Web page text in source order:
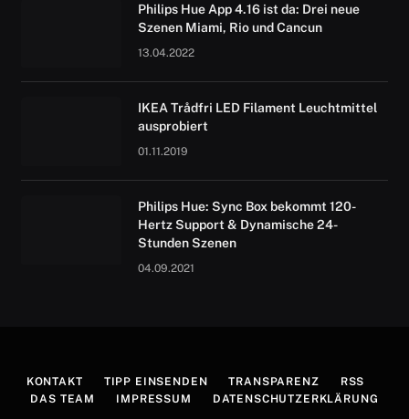
Philips Hue App 4.16 ist da: Drei neue
Szenen Miami, Rio und Cancun
13.04.2022
IKEA Trådfri LED Filament Leuchtmittel
ausprobiert
01.11.2019
Philips Hue: Sync Box bekommt 120-
Hertz Support & Dynamische 24-
Stunden Szenen
04.09.2021
KONTAKT TIPP EINSENDEN TRANSPARENZ
RSS
DAS TEAM
IMPRESSUM DATENSCHUTZERKLÄRUNG